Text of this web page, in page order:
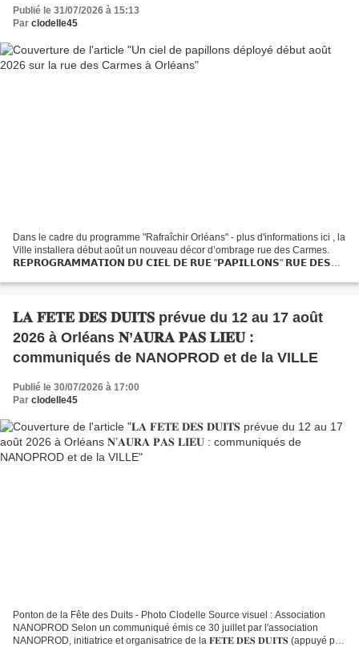
Publié le 31/07/2026 à 15:13
Par clodelle45
Dans le cadre du programme "Rafraîchir Orléans" - plus d'informations ici , la
Ville installera début août un nouveau décor d’ombrage rue des Carmes.
𝗥𝗘𝗣𝗥𝗢𝗚𝗥𝗔𝗠𝗠𝗔𝗧𝗜𝗢𝗡 𝗗𝗨 𝗖𝗜𝗘𝗟 𝗗𝗘 𝗥𝗨𝗘 "𝗣𝗔𝗣𝗜𝗟𝗟𝗢𝗡𝗦" 𝗥𝗨𝗘 𝗗𝗘𝗦
𝐋𝐀 𝐅𝐄𝐓𝐄 𝐃𝐄𝐒 𝐃𝐔𝐈𝐓𝐒 prévue du 12 au 17 août
2026 à Orléans 𝐍’𝐀𝐔𝐑𝐀 𝐏𝐀𝐒 𝐋𝐈𝐄𝐔 :
communiqués de NANOPROD et de la VILLE
Publié le 30/07/2026 à 17:00
Par clodelle45
Ponton de la Fête des Duits - Photo Clodelle Source visuel : Association
NANOPROD Selon un communiqué émis ce 30 juillet par l'association
NANOPROD, initiatrice et organisatrice de la 𝐅𝐄𝐓𝐄 𝐃𝐄𝐒 𝐃𝐔𝐈𝐓𝐒 (appuyé par